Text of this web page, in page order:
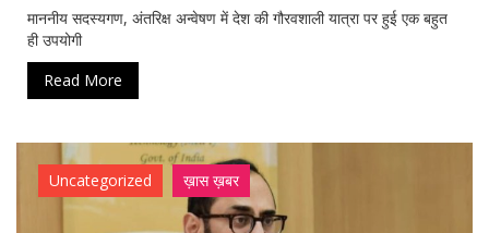
माननीय सदस्यगण, अंतरिक्ष अन्वेषण में देश की गौरवशाली यात्रा पर हुई एक बहुत
ही उपयोगी
Read More
Uncategorized ख़ास ख़बर